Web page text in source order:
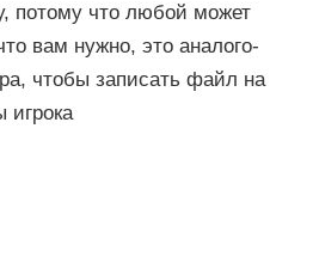
потому что любой может
вам нужно, это аналого-
чтобы записать файл на
игрока